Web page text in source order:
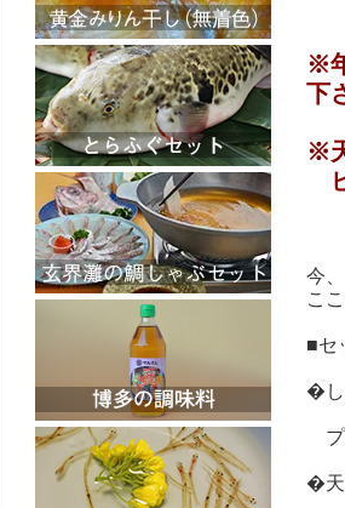
※
下
※
今
こ
■セ
�し
プ
�天